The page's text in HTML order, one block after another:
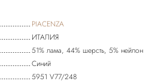
PIACENZA
ИТАЛИЯ
51% лама, 44% шерсть, 5% нейлон
Синий
5951 V77/248